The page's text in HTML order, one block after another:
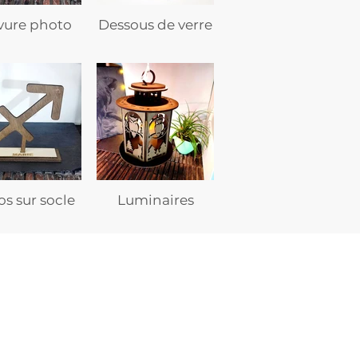
photo Dessous de verre
sur socle Luminaires